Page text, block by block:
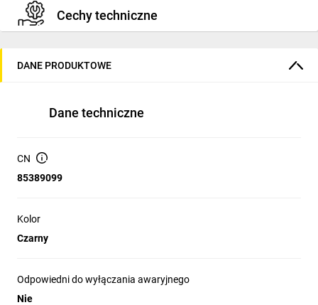
Cechy techniczne
do wału Ø6 mm, długość użytkowa 65 mm.
warunkach przemysłowych.
Funkcjonalność blokowania: możliwość zamknięcia rączki
izolację elementów użytkownika od części czynnych.
przeznaczona do wyłączników mocy ani do funkcji
wyłączania awaryjnego jako przycisk bezpieczeństwa).
DANE PRODUKTOWE
Dane techniczne
CN
85389099
Kolor
Czarny
Odpowiedni do wyłączania awaryjnego
Nie